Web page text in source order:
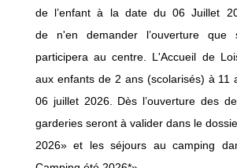
de l’enfant à la date du 06 Juillet
de n'en demander l’ouverture que
participera au centre. L'Accueil de
aux enfants de 2 ans (scolarisés) à 11
06 juillet 2026. Dès l’ouverture des
garderies seront à valider dans le
2026» et les séjours au camping